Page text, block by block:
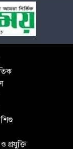
প্রযুক্তি